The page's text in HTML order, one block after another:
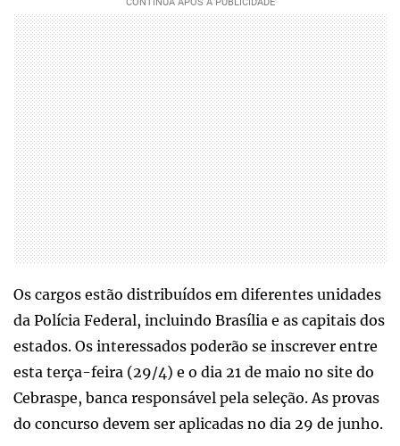
Os cargos estão distribuídos em diferentes unidades
da Polícia Federal, incluindo Brasília e as capitais dos
estados. Os interessados poderão se inscrever entre
esta terça-feira (29/4) e o dia 21 de maio no site do
Cebraspe, banca responsável pela seleção. As provas
do concurso devem ser aplicadas no dia 29 de junho.